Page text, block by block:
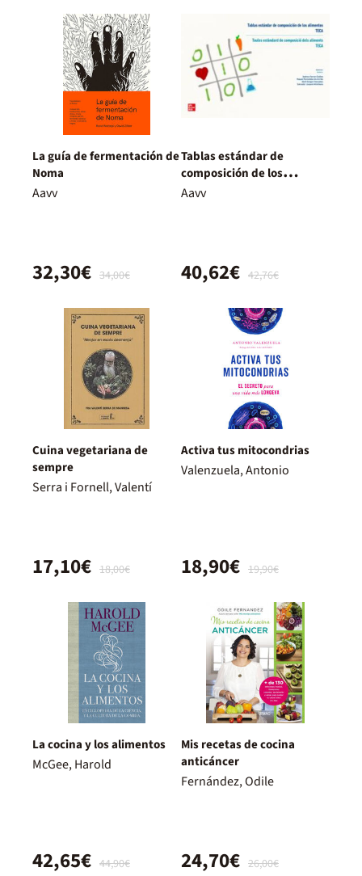
La guía de fermentación de
Noma
Aavv
34,00€
32,30€
Tablas estándar de
composición de los
alimentos - Taules
Aavv
42,76€
40,62€
Cuina vegetariana de
sempre
Serra i Fornell, Valentí
18,00€
17,10€
Activa tus mitocondrias
Valenzuela, Antonio
19,90€
18,90€
La cocina y los alimentos
McGee, Harold
44,90€
42,65€
Mis recetas de cocina
anticáncer
Fernández, Odile
26,00€
24,70€